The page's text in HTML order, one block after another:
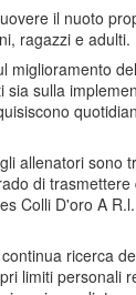
il nuoto
ragazzi e adulti.
miglioramento
sia sulla
allenatori sono
di
Colli D'oro A
ricerca
limiti personali